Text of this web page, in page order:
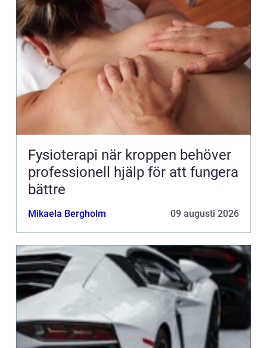
Fysioterapi när kroppen behöver
professionell hjälp för att fungera
bättre
Mikaela Bergholm 09 augusti 2026